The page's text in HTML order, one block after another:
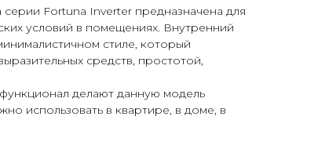
серии Fortuna Inverter предназначена для
условий в помещениях. Внутренний
стиле, который
средств, простотой,
делают данную модель
использовать в квартире, в доме, в